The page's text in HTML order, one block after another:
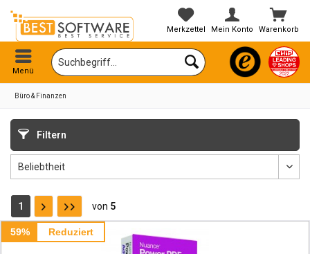
Warenkorb
Merkzettel Mein Konto
Menü
Büro & Finanzen
Filtern
1 von 5
59% Reduziert